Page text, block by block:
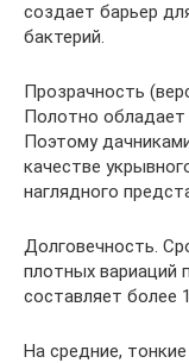
создает барьер
бактерий.
Прозрачность
Полотно
Поэтому
качестве
наглядного
Долговечность.
плотных вариаций
составляет более
На средние,